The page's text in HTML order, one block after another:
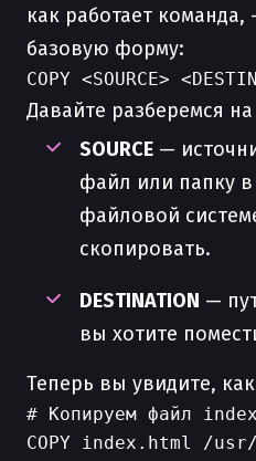
как работает команда,
базовую форму:
Давайте разберемся
SOURCE —
файл или папку
файловой
скопировать.
DESTINATION —
вы хотите
Теперь вы увидите,
# Копируем файл